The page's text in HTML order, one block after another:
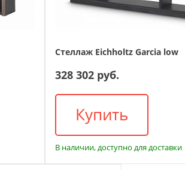
Стеллаж Eichholtz Garcia low
328 302 руб.
Купить
В наличии, доступно для доставки